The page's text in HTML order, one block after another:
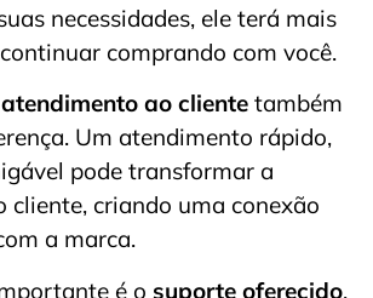
necessidades, ele terá mais
comprando com você.
atendimento ao cliente também
Um atendimento rápido,
pode transformar a
cliente, criando uma conexão
a marca.
é o suporte oferecido.